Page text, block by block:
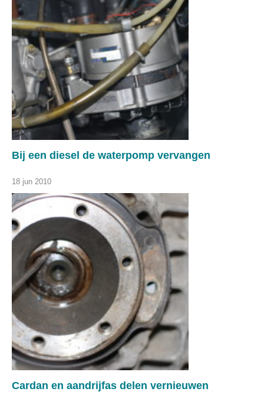
Bij een diesel de waterpomp vervangen
18 jun 2010
Cardan en aandrijfas delen vernieuwen